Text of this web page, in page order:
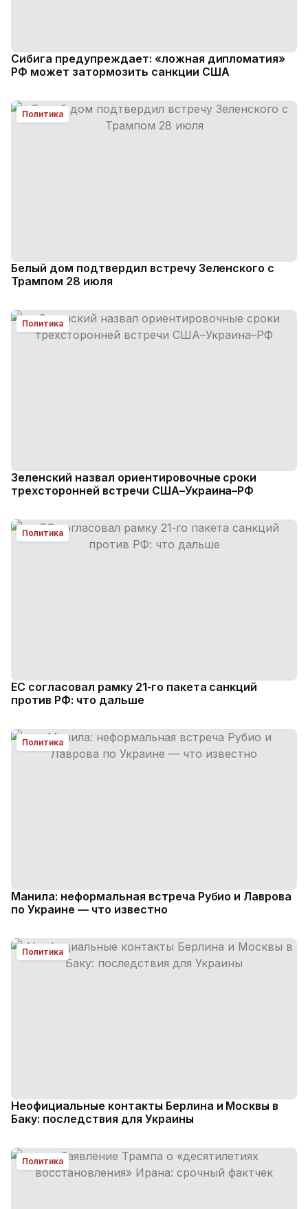
Сибига предупреждает: «ложная дипломатия»
РФ может затормозить санкции США
Политика
Белый дом подтвердил встречу Зеленского с
Трампом 28 июля
Политика
Зеленский назвал ориентировочные сроки
трехсторонней встречи США–Украина–РФ
Политика
ЕС согласовал рамку 21‑го пакета санкций
против РФ: что дальше
Политика
Манила: неформальная встреча Рубио и Лаврова
по Украине — что известно
Политика
Неофициальные контакты Берлина и Москвы в
Баку: последствия для Украины
Политика